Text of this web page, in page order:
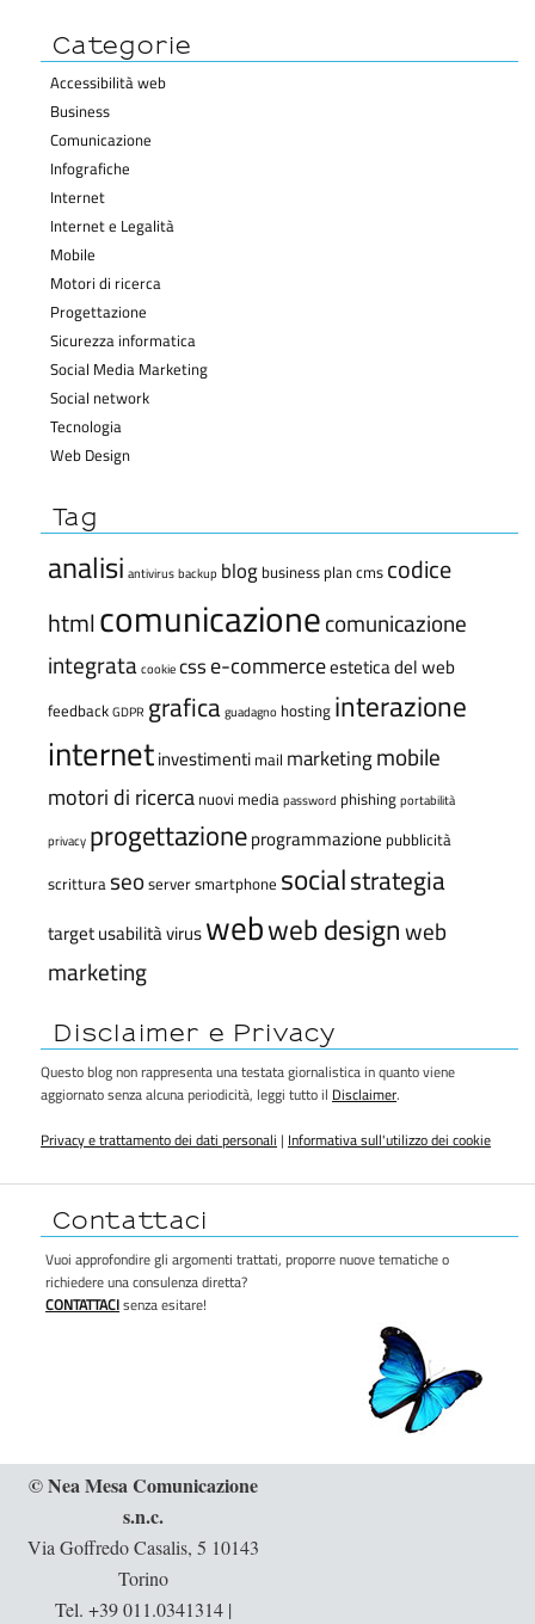
Categorie
Accessibilità web
Business
Comunicazione
Infografiche
Internet
Internet e Legalità
Mobile
Motori di ricerca
Progettazione
Sicurezza informatica
Social Media Marketing
Social network
Tecnologia
Web Design
Tag
analisi antivirusbackup blogbusiness plancmscodice
htmlcomunicazionecomunicazione
integratacookiecsse-commerceestetica del web
feedbackGDPR graficaguadagno hostinginterazione
internetinvestimentimail marketingmobile
motori di ricercanuovi mediapassword phishingportabilità
privacy progettazioneprogrammazione pubblicità
scritturaseoserversmartphone socialstrategia
targetusabilitàviruswebweb designweb
marketing
Disclaimer e Privacy
Questo blog non rappresenta una testata giornalistica in quanto viene
aggiornato senza alcuna periodicità, leggi tutto ilDisclaimer.
Privacy e trattamento dei dati personali|Informativa sull'utilizzo dei cookie
Contattaci
Vuoi approfondire gli argomenti trattati, proporre nuove tematiche o
richiedere una consulenza diretta?
CONTATTACIsenza esitare!
© Nea Mesa Comunicazione
s.n.c.
Via Goffredo Casalis, 5 10143
Torino
Tel. +39 011.0341314 |